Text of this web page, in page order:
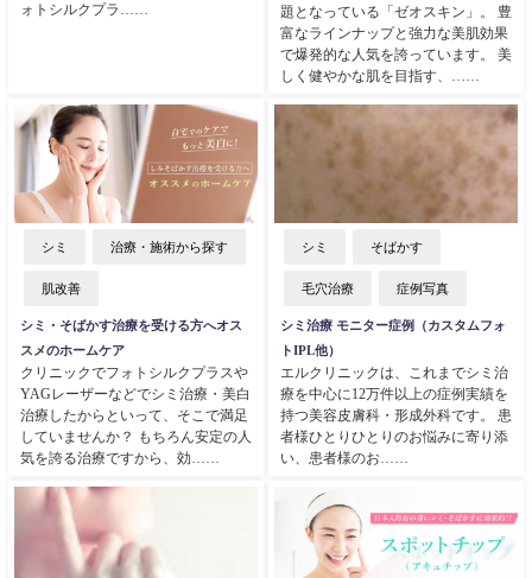
ォトシルクプラ……
題となっている「ゼオスキン」。 豊
富なラインナップと強力な美肌効果
で爆発的な人気を誇っています。 美
しく健やかな肌を目指す、……
シミ 治療・施術から探す
肌改善
シミ・そばかす治療を受ける方へオス
スメのホームケア
クリニックでフォトシルクプラスや
YAGレーザーなどでシミ治療・美白
治療したからといって、そこで満足
していませんか？ もちろん安定の人
気を誇る治療ですから、効……
シミ そばかす
毛穴治療 症例写真
シミ治療 モニター症例（カスタムフォ
トIPL他）
エルクリニックは、これまでシミ治
療を中心に12万件以上の症例実績を
持つ美容皮膚科・形成外科です。 患
者様ひとりひとりのお悩みに寄り添
い、患者様のお……